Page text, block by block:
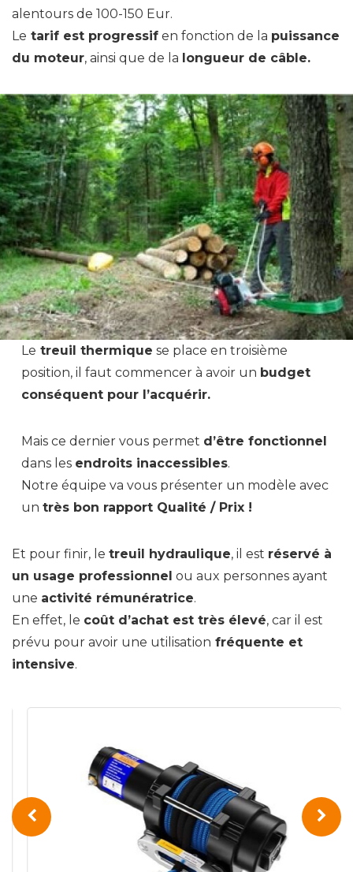
alentours de 100-150 Eur.
Le tarif est progressif en fonction de la puissance
du moteur, ainsi que de la longueur de câble.
Le treuil thermique se place en troisième
position, il faut commencer à avoir un budget
conséquent pour l’acquérir.
Mais ce dernier vous permet d’être fonctionnel
dans les endroits inaccessibles.
Notre équipe va vous présenter un modèle avec
untrès bon rapport Qualité / Prix !
Et pour finir, le treuil hydraulique, il est réservé à
un usage professionnel ou aux personnes ayant
une activité rémunératrice.
En effet, le coût d’achat est très élevé, car il est
prévu pour avoir une utilisation fréquente et
intensive.